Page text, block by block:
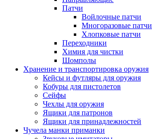
Патчи
Войлочные патчи
Многоразовые патчи
Хлопковые патчи
Переходники
Химия для чистки
Шомполы
Хранение и транспортировка оружия
Кейсы и футляры для оружия
Кобуры для пистолетов
Сейфы
Чехлы для оружия
Ящики для патронов
Ящики для принадлежностей
Чучела манки приманки